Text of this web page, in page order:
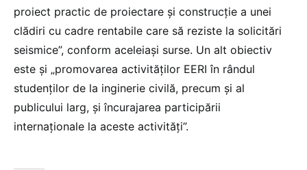
proiect practic de proiectare și construcție a unei
clădiri cu cadre rentabile care să reziste la solicitări
seismice”, conform aceleiași surse. Un alt obiectiv
este și „promovarea activităților EERI în rândul
studenților de la inginerie civilă, precum și al
publicului larg, și încurajarea participării
internaționale la aceste activități”.